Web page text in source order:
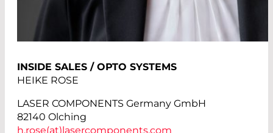
INSIDE SALES / OPTO SYSTEMS
HEIKE ROSE
LASER COMPONENTS Germany GmbH
82140 Olching
h.rose(at)lasercomponents.com